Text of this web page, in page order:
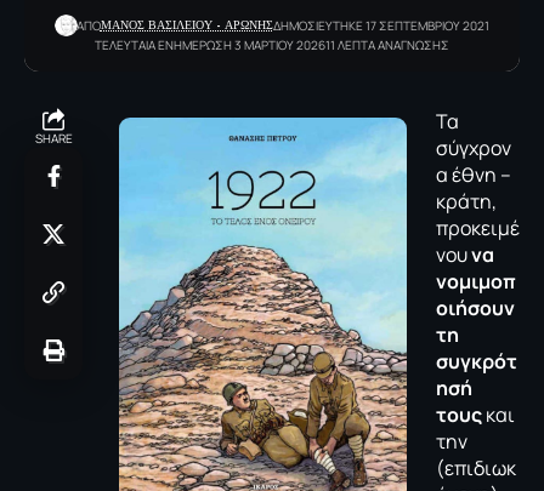
ΑΠΟΜΑΝΟΣ ΒΑΣΙΛΕΙΟΥ - ΑΡΩΝΗΣΔΗΜΟΣΙΕΥΤΗΚΕ 17 ΣΕΠΤΕΜΒΡΙΟΥ 2021
ΤΕΛΕΥΤΑΙΑ ΕΝΗΜΕΡΩΣΗ 3 ΜΑΡΤΙΟΥ 202611 ΛΕΠΤΑ ΑΝΑΓΝΩΣΗΣ
SHARE
Τα
σύγχρον
α έθνη –
κράτη,
προκειμέ
νουνα
νομιμοπ
οιήσουν
τη
συγκρότ
ησή
τουςκαι
την
(επιδιωκ